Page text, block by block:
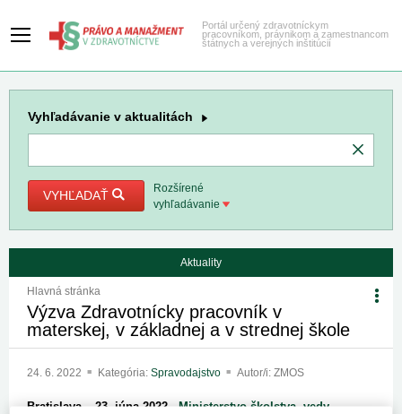
Portál určený zdravotníckym
pracovníkom, právnikom a zamestnancom
štátnych a verejných inštitúcií
Vyhľadávanie v aktualitách
VYHĽADAŤ
Rozšírené
vyhľadávanie
Aktuality
Hlavná stránka
Výzva Zdravotnícky pracovník v
materskej, v základnej a v strednej škole
24. 6. 2022 Kategória: Spravodajstvo Autor/i: ZMOS
Bratislava – 23. júna 2022 - Ministerstvo školstva, vedy,